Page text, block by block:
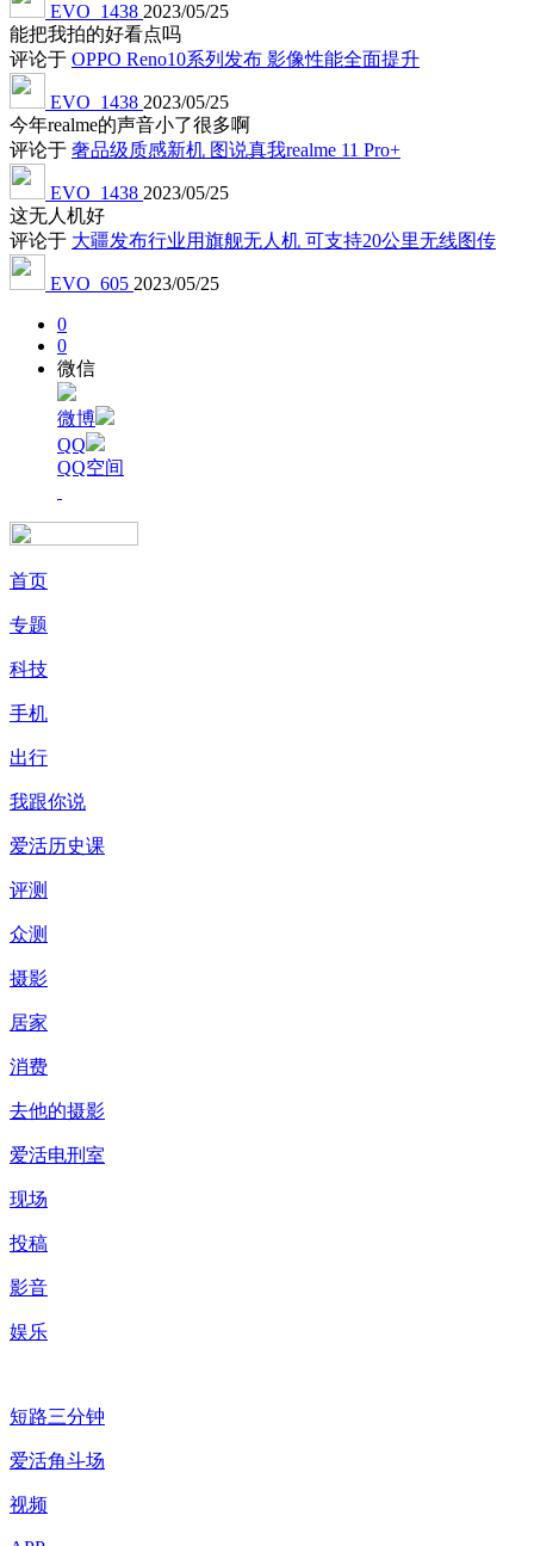
EVO_1438 2023/05/25
能把我拍的好看点吗
评论于 OPPO Reno10系列发布 影像性能全面提升
EVO_1438 2023/05/25
今年realme的声音小了很多啊
评论于 奢品级质感新机 图说真我realme 11 Pro+
EVO_1438 2023/05/25
这无人机好
评论于 大疆发布行业用旗舰无人机 可支持20公里无线图传
EVO_605 2023/05/25
0
0
微信
微博
QQ
QQ空间
首页
专题
科技
手机
出行
我跟你说
爱活历史课
评测
众测
摄影
居家
消费
去他的摄影
爱活电刑室
现场
投稿
影音
娱乐
短路三分钟
爱活角斗场
视频